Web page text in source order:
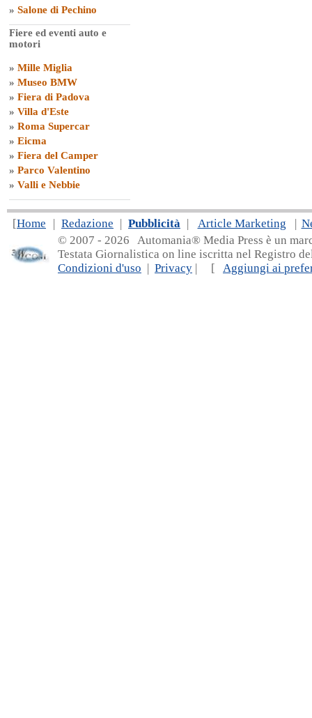
» Salone di Pechino
Fiere ed eventi auto e
motori
» Mille Miglia
» Museo BMW
» Fiera di Padova
» Villa d'Este
» Roma Supercar
» Eicma
» Fiera del Camper
» Parco Valentino
» Valli e Nebbie
[Home | Redazione | Pubblicità | Article Marketing |
© 2007 - 2026 Automania® Media Press è un
Testata Giornalistica on line iscritta nel Registro
Condizioni d'uso | Privacy | [ Aggiungi ai